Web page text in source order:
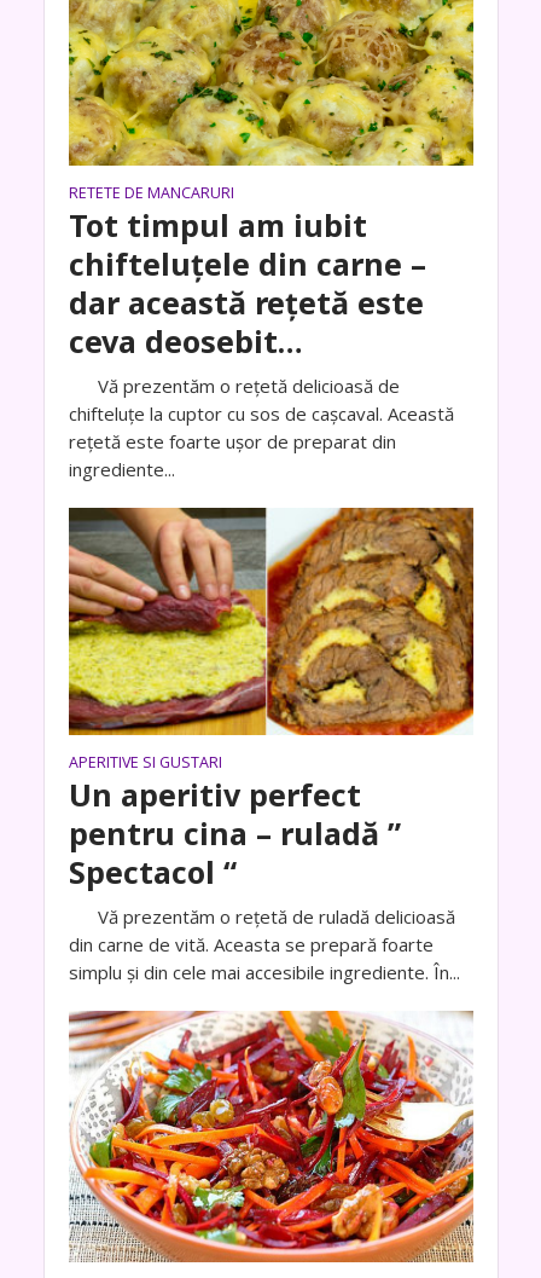
RETETE DE MANCARURI
Tot timpul am iubit
chifteluțele din carne –
dar această rețetă este
ceva deosebit…
Vă prezentăm o rețetă delicioasă de
chifteluțe la cuptor cu sos de cașcaval. Această
rețetă este foarte ușor de preparat din
ingrediente...
APERITIVE SI GUSTARI
Un aperitiv perfect
pentru cina – ruladă ”
Spectacol “
Vă prezentăm o rețetă de ruladă delicioasă
din carne de vită. Aceasta se prepară foarte
simplu și din cele mai accesibile ingrediente. În...